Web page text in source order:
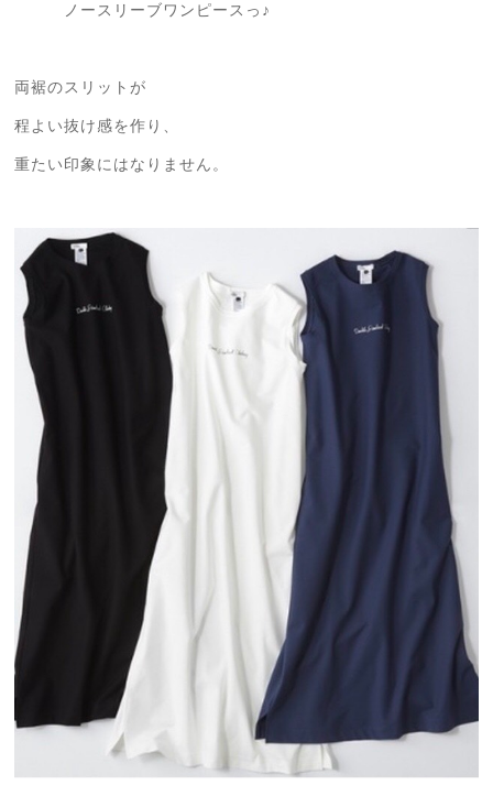
ノースリーブワンピースっ♪
両裾のスリットが
程よい抜け感を作り、
重たい印象にはなりません。